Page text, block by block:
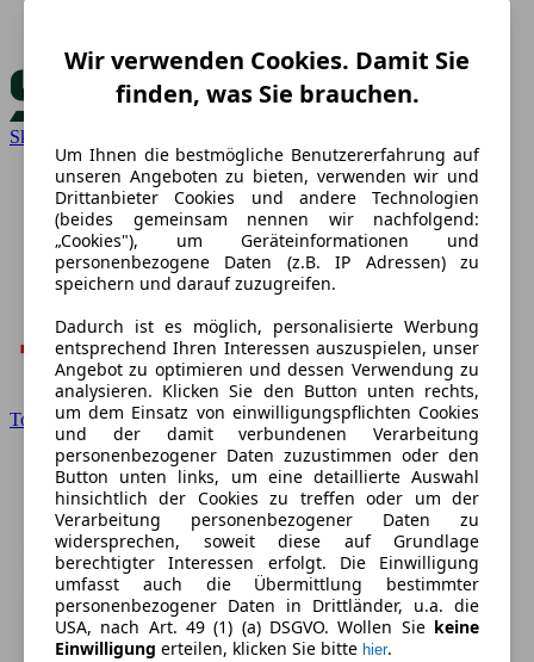
Skoda
Toyota
Wir verwenden Cookies. Damit Sie
finden, was Sie brauchen.
Um Ihnen die bestmögliche Benutzererfahrung auf
unseren Angeboten zu bieten, verwenden wir und
Drittanbieter Cookies und andere Technologien
(beides gemeinsam nennen wir nachfolgend:
„Cookies"), um Geräteinformationen und
personenbezogene Daten (z.B. IP Adressen) zu
speichern und darauf zuzugreifen.
Dadurch ist es möglich, personalisierte Werbung
entsprechend Ihren Interessen auszuspielen, unser
Angebot zu optimieren und dessen Verwendung zu
analysieren. Klicken Sie den Button unten rechts,
um dem Einsatz von einwilligungspflichten Cookies
und der damit verbundenen Verarbeitung
personenbezogener Daten zuzustimmen oder den
Button unten links, um eine detaillierte Auswahl
hinsichtlich der Cookies zu treffen oder um der
Verarbeitung personenbezogener Daten zu
widersprechen, soweit diese auf Grundlage
berechtigter Interessen erfolgt. Die Einwilligung
umfasst auch die Übermittlung bestimmter
personenbezogener Daten in Drittländer, u.a. die
USA, nach Art. 49 (1) (a) DSGVO. Wollen Sie keine
Einwilligung erteilen, klicken Sie bitte hier.